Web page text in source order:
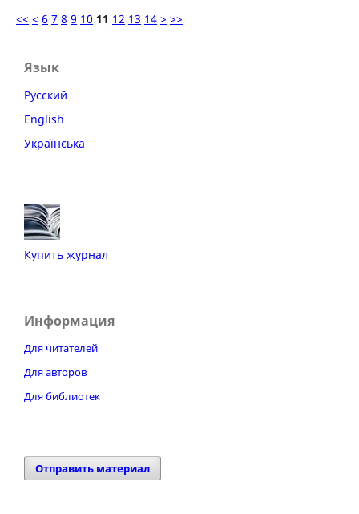
<< < 6 7 8 9 10 11 12 13 14 > >>
Язык
Русский
English
Українська
Купить журнал
Информация
Для читателей
Для авторов
Для библиотек
Отправить материал